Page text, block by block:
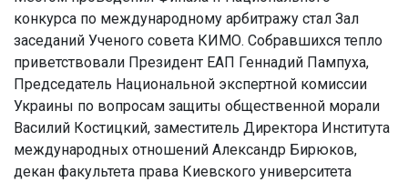
конкурса по международному арбитражу стал Зал
заседаний Ученого совета КИМО. Собравшихся тепло
приветствовали Президент ЕАП Геннадий Пампуха,
Председатель Национальной экспертной комиссии
Украины по вопросам защиты общественной морали
Василий Костицкий, заместитель Директора Института
международных отношений Александр Бирюков,
декан факультета права Киевского университета